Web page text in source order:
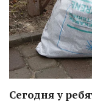
Сегодня у